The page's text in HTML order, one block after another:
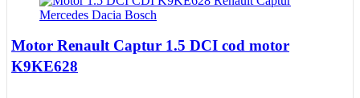
Motor Renault Captur 1.5 DCI cod motor
K9KE628